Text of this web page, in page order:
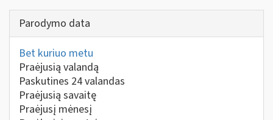
Parodymo data
Bet kuriuo metu
Praėjusią valandą
Paskutines 24 valandas
Praėjusią savaitę
Praėjusį mėnesį